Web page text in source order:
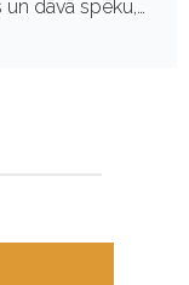
dāvā spēku,…